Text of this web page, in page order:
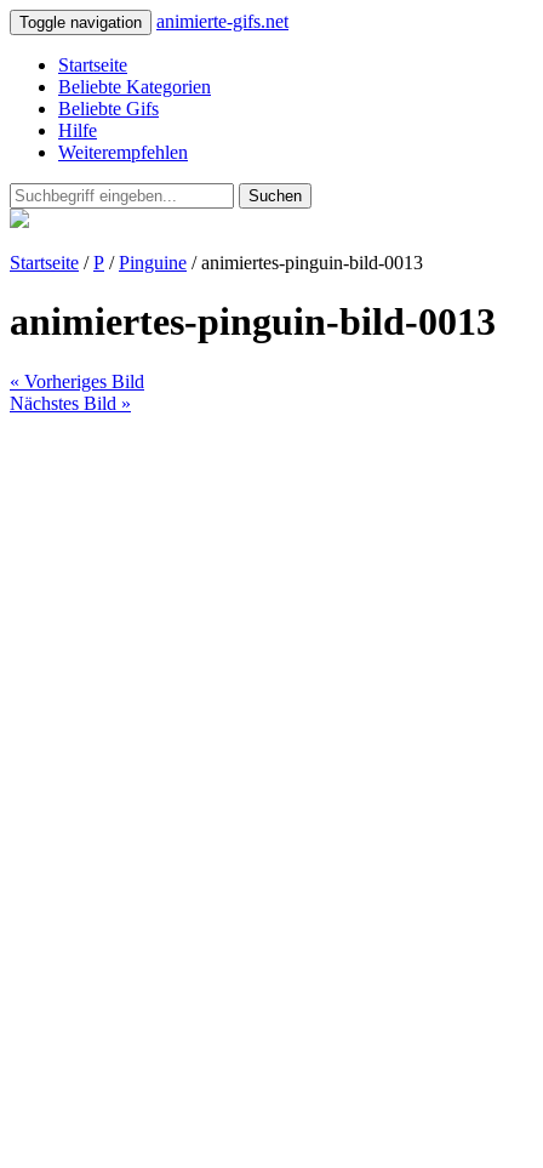
Toggle navigation animierte-gifs.net
Startseite
Beliebte Kategorien
Beliebte Gifs
Hilfe
Weiterempfehlen
Suchen
Startseite /P /Pinguine / animiertes-pinguin-bild-0013
animiertes-pinguin-bild-0013
« Vorheriges Bild
Nächstes Bild »